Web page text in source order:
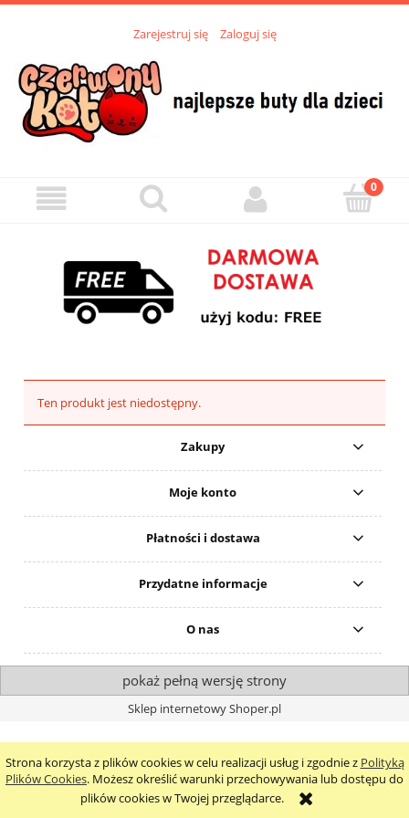
Strona korzysta z plików cookies w celu realizacji usług i zgodnie z Polityką
Plików Cookies. Możesz określić warunki przechowywania lub dostępu do
plików cookies w Twojej przeglądarce.
Zarejestruj się Zaloguj się
Ten produkt jest niedostępny.
Zakupy
Moje konto
Płatności i dostawa
Przydatne informacje
O nas
pokaż pełną wersję strony
Sklep internetowy Shoper.pl